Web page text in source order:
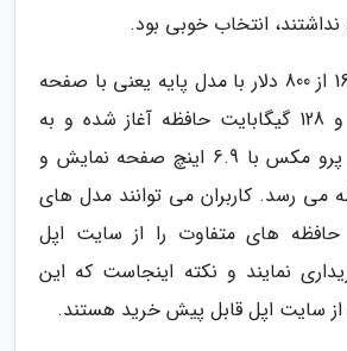
انتخاب خوبی بود.
قیمت سری آیفون 16 از 800 دلار با مدل پایه یعنی با صفحه
نمایش 6.1 اینچی و 128 گیگابایت حافظه آغاز شده و به
1200 دلار برای مدل پرو مکس با 6.9 اینچ صفحه نمایش و
می رسد. کاربران می توانند مدل های
های متفاوت را از سایت اپل
نمایند و نکته اینجاست که این
سایت اپل قابل پیش خرید هستند.